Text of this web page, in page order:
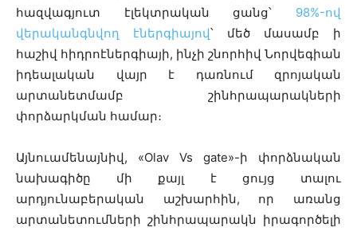
հազվագյուտ էլեկտրական ցանց՝ 98%-ով
վերականգնվող էներգիայով՝ մեծ մասամբ ի
հաշիվ հիդրոէներգիայի, ինչի շնորհիվ Նորվեգիան
իդեալական վայր է դառնում զրոյական
արտանետմամբ շինհրապարակների
փորձարկման համար։
Այնուամենայնիվ, «Olav Vs gate»-ի փորձնական
նախագիծը մի քայլ է ցույց տալու
արդյունաբերական աշխարհին, որ առանց
արտանետումների շինհրապարակն իրագործելի